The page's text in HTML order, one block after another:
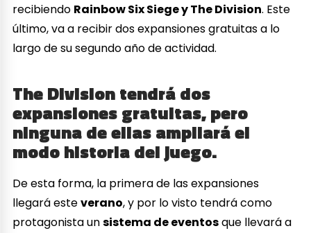
recibiendo Rainbow Six Siege y The Division. Este
último, va a recibir dos expansiones gratuitas a lo
largo de su segundo año de actividad.
The Division tendrá dos
expansiones gratuitas, pero
ninguna de ellas ampliará el
modo historia del juego.
De esta forma, la primera de las expansiones
llegará esteverano, y por lo visto tendrá como
protagonista unsistema de eventosque llevará a